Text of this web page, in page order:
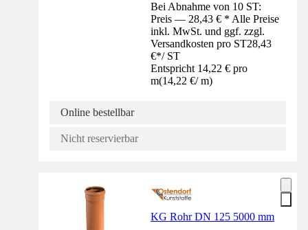
Bei Abnahme von 10 ST:
Preis — 28,43 € * Alle Preise
inkl. MwSt. und ggf. zzgl.
Versandkosten pro ST28,43
€*/ ST
Entspricht 14,22 € pro
m(14,22 €/ m)
Online bestellbar
Nicht reservierbar
KG Rohr DN 125 5000 mm